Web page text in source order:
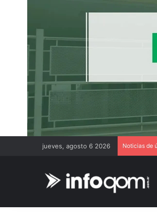
jueves, agosto 6 2026 Noticias de